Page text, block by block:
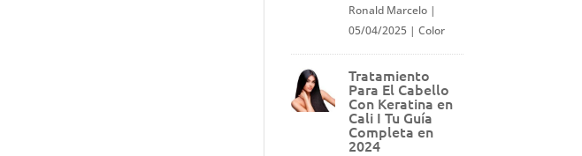
Ronald Marcelo |
05/04/2025 |Color
Tratamiento
Para El Cabello
Con Keratina en
Cali I Tu Guía
Completa en
2024